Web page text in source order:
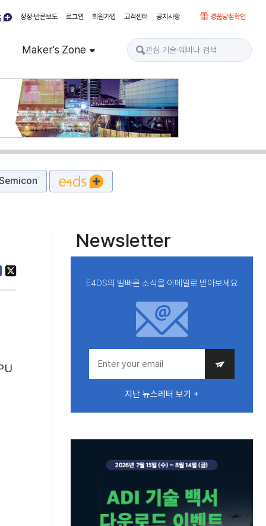
정정·반론보도 로그인 회원가입 고객센터 공지사항 경품당첨확인
Maker's Zone
Newsletter
E4DS의 발빠른 소식을 이메일로 받아보세요
지난 뉴스레터 보기 +